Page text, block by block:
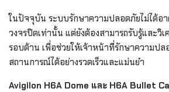
ในปัจจุบัน ระบบรักษาความปลอดภัยไม่ได้อ
วงจรปิดเท่านั้น แต่ยังต้องสามารถรับรู้และวิ
รอบด้าน เพื่อช่วยให้เจ้าหน้าที่รักษาความป
สถานการณ์ได้อย่างรวดเร็วและแม่นยำ
Avigilon H6A Dome และ H6A Bullet